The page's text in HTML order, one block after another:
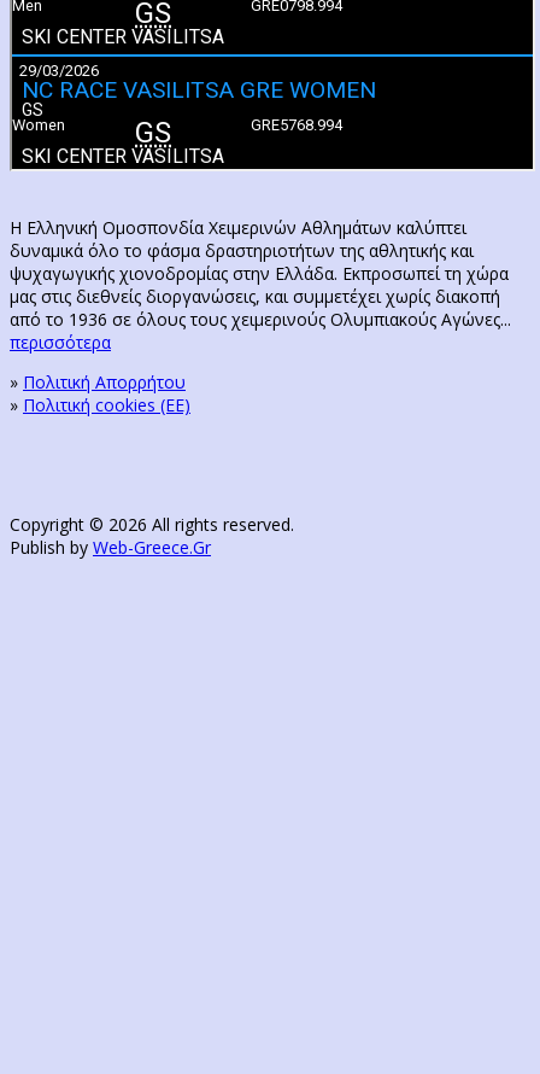
Η Ελληνική Ομοσπονδία Χειμερινών Αθλημάτων καλύπτει
δυναμικά όλο το φάσμα δραστηριοτήτων της αθλητικής και
ψυχαγωγικής χιονοδρομίας στην Ελλάδα. Εκπροσωπεί τη χώρα
μας στις διεθνείς διοργανώσεις, και συμμετέχει χωρίς διακοπή
από το 1936 σε όλους τους χειμερινούς Ολυμπιακούς Αγώνες...
περισσότερα
» Πολιτική Απορρήτου
» Πολιτική cookies (ΕΕ)
Copyright © 2026 All rights reserved.
Publish by Web-Greece.Gr